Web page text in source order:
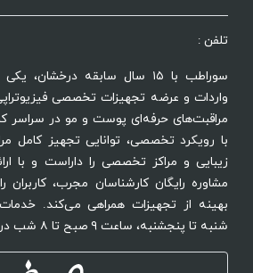
تلفن :
سوراطب با ۱۵ سال سابقه
واردات و عرضه تجهیزات تخصصی
مراقبت‌های حرفه‌ای پوست و مو در سراسر
با رویکرد تخصصی، توانایی تجهیز کامل
زیبایی و مراکز تخصصی را داراست و با
مشاوره رایگان کارشناسان مجرب، کاربران
بهینه از تجهیزات همراهی می‌کند.
شنبه تا پنجشنبه، ساعت ۹ صبح تا ۸ شب در دسترس است.